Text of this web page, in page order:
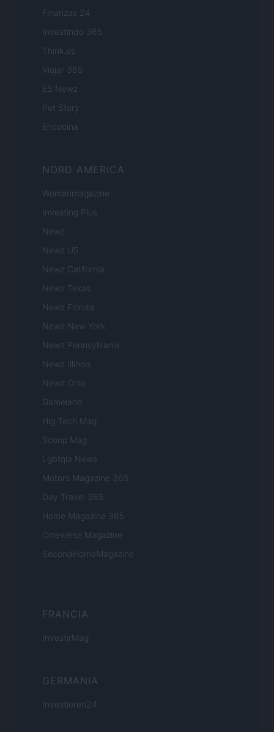
Finanzas 24
Investindo 365
Think.es
Viajar 365
ES Newz
Pet Story
Encocina
NORD AMERICA
Womanmagazine
Investing Plus
Newz
Newz US
Newz California
Newz Texas
Newz Florida
Newz New York
Newz Pennsylvania
Newz Illinois
Newz Ohio
Gameland
Hig Tech Mag
Scoop Mag
Lgbtqia News
Motors Magazine 365
Day Travel 365
Home Magazine 365
Cineverse Magazine
SecondHomeMagazine
FRANCIA
InvestirMag
GERMANIA
Investieren24